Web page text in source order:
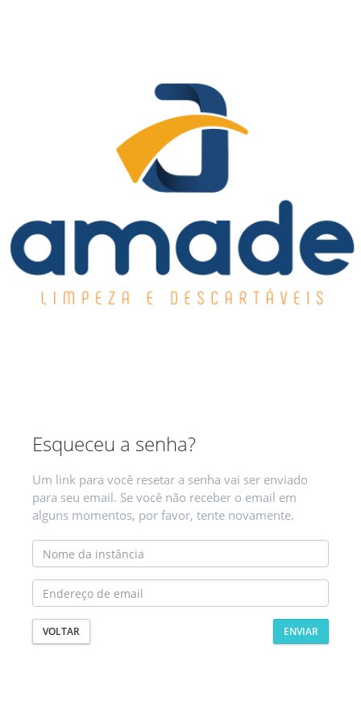
Esqueceu a senha?
Um link para você resetar a senha vai ser enviado
para seu email. Se você não receber o email em
alguns momentos, por favor, tente novamente.
VOLTAR ENVIAR